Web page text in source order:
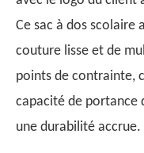
Ce sac à dos scolaire
couture lisse et de
points de contrainte,
capacité de portance
une durabilité accrue.